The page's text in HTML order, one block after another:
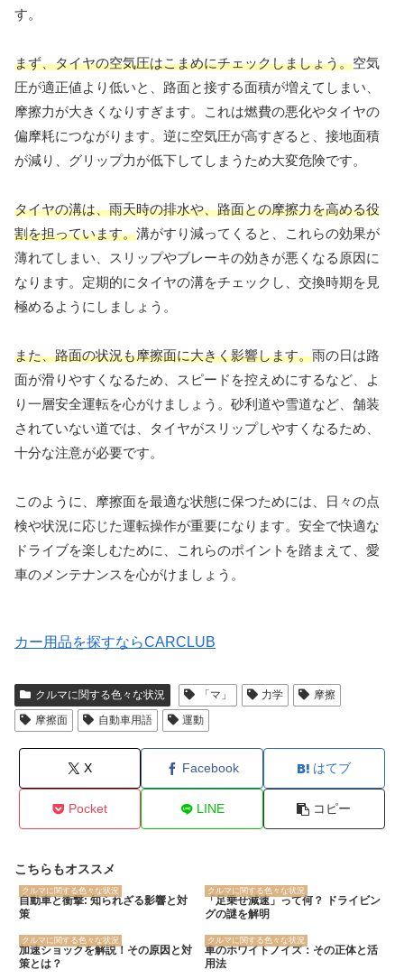
す。
まず、タイヤの空気圧はこまめにチェックしましょう。空気
圧が適正値より低いと、路面と接する面積が増えてしまい、
摩擦力が大きくなりすぎます。これは燃費の悪化やタイヤの
偏摩耗につながります。逆に空気圧が高すぎると、接地面積
が減り、グリップ力が低下してしまうため大変危険です。
タイヤの溝は、雨天時の排水や、路面との摩擦力を高める役
割を担っています。溝がすり減ってくると、これらの効果が
薄れてしまい、スリップやブレーキの効きが悪くなる原因に
なります。定期的にタイヤの溝をチェックし、交換時期を見
極めるようにしましょう。
また、路面の状況も摩擦面に大きく影響します。雨の日は路
面が滑りやすくなるため、スピードを控えめにするなど、よ
り一層安全運転を心がけましょう。砂利道や雪道など、舗装
されていない道では、タイヤがスリップしやすくなるため、
十分な注意が必要です。
このように、摩擦面を最適な状態に保つためには、日々の点
検や状況に応じた運転操作が重要になります。安全で快適な
ドライブを楽しむために、これらのポイントを踏まえて、愛
車のメンテナンスを心がけましょう。
カー用品を探すならCARCLUB
クルマに関する色々な状況 「マ」 力学
摩擦
摩擦面
自動車用語 運動
X Facebook はてブ
Pocket LINE コピー
こちらもオススメ
クルマに関する色々な状況
自動車と衝撃: 知られざる影響と対
策
クルマに関する色々な状況
「足乗せ減速」って何？ ドライビン
グの謎を解明
クルマに関する色々な状況
加速ショックを解説！その原因と対
策とは？
クルマに関する色々な状況
車のホワイトノイズ：その正体と活
用法